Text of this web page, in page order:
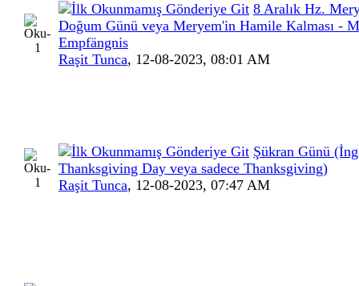
8 Aralık Hz.
Doğum Günü veya Meryem'in Hamile Kalması -
Empfängnis
Raşit Tunca, 12-08-2023, 08:01 AM
Şükran Günü
Thanksgiving Day veya sadece Thanksgiving)
Raşit Tunca, 12-08-2023, 07:47 AM